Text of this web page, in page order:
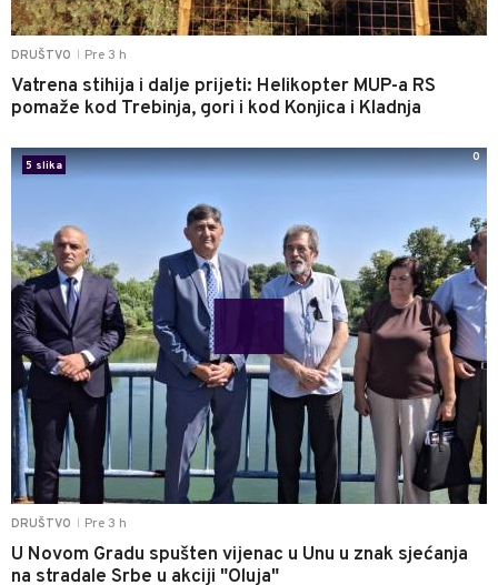
DRUŠTVO Pre 3 h
Vatrena stihija i dalje prijeti: Helikopter MUP-a RS
pomaže kod Trebinja, gori i kod Konjica i Kladnja
DRUŠTVO Pre 3 h
U Novom Gradu spušten vijenac u Unu u znak sjećanja
na stradale Srbe u akciji "Oluja"
5 slika
0